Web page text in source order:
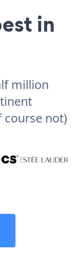
in
million
course not)